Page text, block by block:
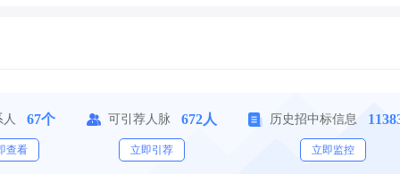
67个
查看
可引荐人脉 672人
立即引荐
历史招中标信息
立即监控